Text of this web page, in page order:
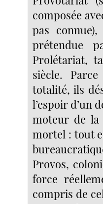
composée
pas
prétendue
Prolétariat,
siècle.
totalité, ils
l’espoir d’un
moteur de la
mortel : tout
Provos,
force
compris de